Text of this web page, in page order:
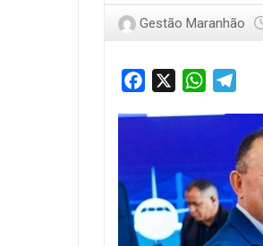
Gestão Maranhão
Facebook WhatsApp